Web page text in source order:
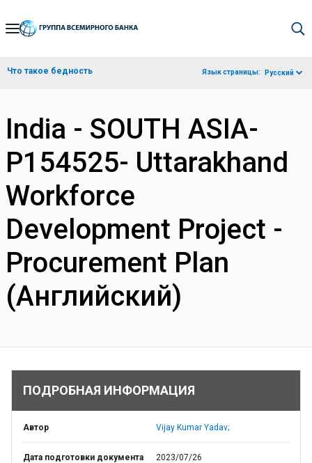
Skip
Navigation
Что такое бедность Язык страницы: Русский
India - SOUTH ASIA-
P154525- Uttarakhand
Workforce
Development Project -
Procurement Plan
(Английский)
ПОДРОБНАЯ ИНФОРМАЦИЯ
Автор Vijay Kumar Yadav;
Дата подготовки документа 2023/07/26